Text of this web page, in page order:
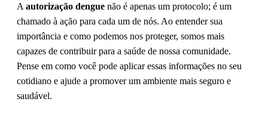
A autorização dengue não é apenas um protocolo; é um
chamado à ação para cada um de nós. Ao entender sua
importância e como podemos nos proteger, somos mais
capazes de contribuir para a saúde de nossa comunidade.
Pense em como você pode aplicar essas informações no seu
cotidiano e ajude a promover um ambiente mais seguro e
saudável.